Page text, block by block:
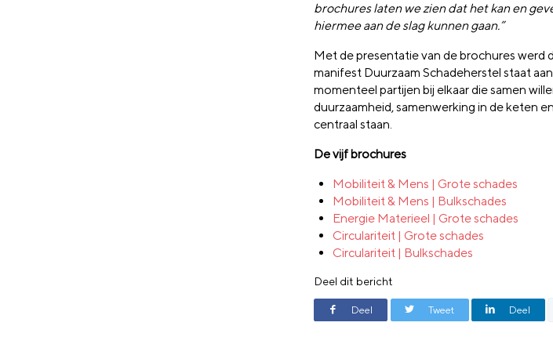
brochures laten we zien dat het kan en
hiermee aan de slag kunnen gaan.”
Met de presentatie van de brochures
manifest Duurzaam Schadeherstel staat
momenteel partijen bij elkaar die samen
duurzaamheid, samenwerking in de keten
centraal staan.
De vijf brochures
Mobiliteit & Mens | Grote schades
Mobiliteit & Mens | Bulkschades
Energie Materieel | Grote schades
Circulariteit | Grote schades
Circulariteit | Bulkschades
Deel dit bericht
Deel Tweet Deel